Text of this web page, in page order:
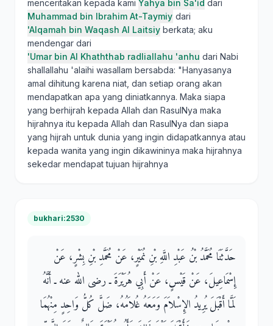
menceritakan kepada kami Yahya bin Sa'id dari
Muhammad bin Ibrahim At-Taymiy dari
'Alqamah bin Waqash Al Laitsiy berkata; aku
mendengar dari
'Umar bin Al Khaththab radliallahu 'anhu dari Nabi
shallallahu 'alaihi wasallam bersabda: "Hanyasanya
amal dihitung karena niat, dan setiap orang akan
mendapatkan apa yang diniatkannya. Maka siapa
yang berhijrah kepada Allah dan RasulNya maka
hijrahnya itu kepada Allah dan RasulNya dan siapa
yang hijrah untuk dunia yang ingin didapatkannya atau
kepada wanita yang ingin dikawininya maka hijrahnya
sekedar mendapat tujuan hijrahnya
bukhari:2530
حَدَّثَنَا مُحَمَّدُ بْنُ عَبْدِ اللَّهِ بْنِ نُمَيْرٍ، عَنْ مُحَمَّدِ بْنِ بِشْرٍ، عَنْ
إِسْمَاعِيلَ، عَنْ قَيْسٍ، عَنْ أَبِي هُرَيْرَةَ ـ رضى الله عنه ـ أَنَّهُ
لَمَّا أَقْبَلَ يُرِيدُ الإِسْلاَمَ وَمَعَهُ غُلاَمُهُ، ضَلَّ كُلُّ وَاحِدٍ مِنْهُمَا